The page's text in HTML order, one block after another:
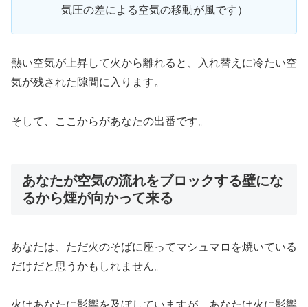
気圧の差による空気の移動が風です）
熱い空気が上昇して火から離れると、入れ替えに冷たい空
気が残された隙間に入ります。
そして、ここからがあなたの出番です。
あなたが空気の流れをブロックする壁にな
るから煙が向かって来る
あなたは、ただ火のそばに座ってマシュマロを焼いている
だけだと思うかもしれません。